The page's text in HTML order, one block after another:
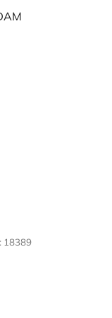
18389